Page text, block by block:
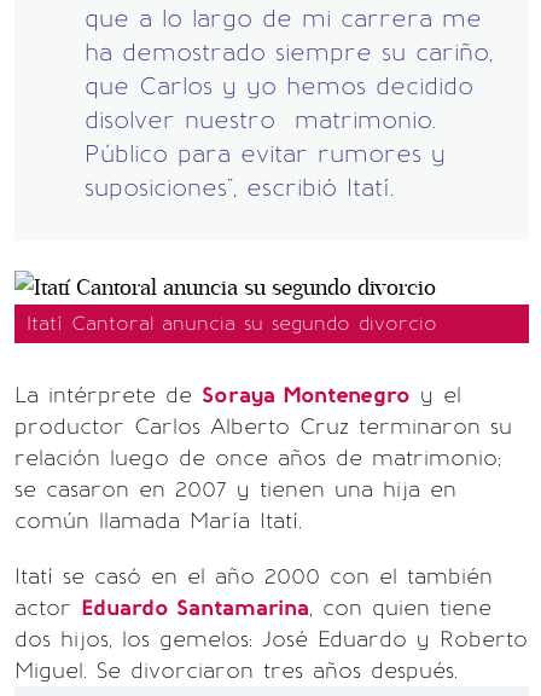
que a lo largo de mi carrera me
ha demostrado siempre su cariño,
que Carlos y yo hemos decidido
disolver nuestro matrimonio.
Público para evitar rumores y
suposiciones", escribió Itatí.
Itatí Cantoral anuncia su segundo divorcio
La intérprete de Soraya Montenegro y el
productor Carlos Alberto Cruz terminaron su
relación luego de once años de matrimonio;
se casaron en 2007 y tienen una hija en
común llamada María Itatí.
Itatí se casó en el año 2000 con el también
actor Eduardo Santamarina, con quien tiene
dos hijos, los gemelos: José Eduardo y Roberto
Miguel. Se divorciaron tres años después.